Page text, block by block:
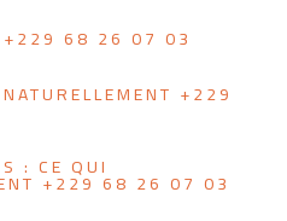
+229 68 26 07 03
+229
: CE QUI
+229 68 26 07 03